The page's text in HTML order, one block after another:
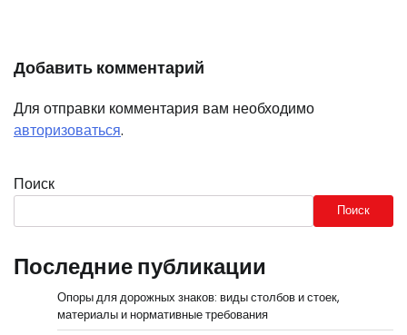
Добавить комментарий
Для отправки комментария вам необходимо
авторизоваться.
Поиск
Поиск
Последние публикации
Опоры для дорожных знаков: виды столбов и стоек,
материалы и нормативные требования